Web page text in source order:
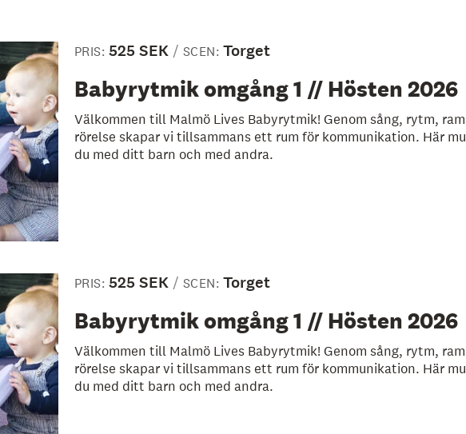
PRIS: 525 SEK SCEN: Torget
Babyrytmik omgång 1 // Hösten 2026
Välkommen till Malmö Lives Babyrytmik! Genom sång, rytm,
rörelse skapar vi tillsammans ett rum för kommunikation. Här
du med ditt barn och med andra.
PRIS: 525 SEK SCEN: Torget
Babyrytmik omgång 1 // Hösten 2026
Välkommen till Malmö Lives Babyrytmik! Genom sång, rytm,
rörelse skapar vi tillsammans ett rum för kommunikation. Här
du med ditt barn och med andra.